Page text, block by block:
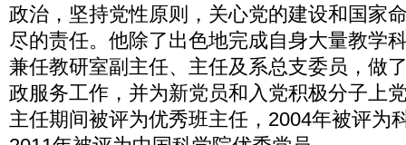
政治，坚持党性原则，关心党的建设和国家
尽的责任。他除了出色地完成自身大量教学
兼任教研室副主任、主任及系总支委员，做
政服务工作，并为新党员和入党积极分子上
主任期间被评为优秀班主任，2004年被评为